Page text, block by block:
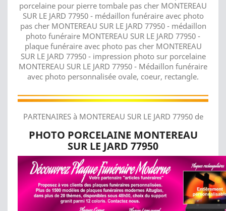
porcelaine pour pierre tombale pas cher MONTEREAU
SUR LE JARD 77950 - médaillon funéraire avec photo
pas cher MONTEREAU SUR LE JARD 77950 - médaillon
photo funéraire MONTEREAU SUR LE JARD 77950 -
plaque funéraire avec photo pas cher MONTEREAU
SUR LE JARD 77950 - impression photo sur porcelaine
MONTEREAU SUR LE JARD 77950 - Médaillon funéraire
avec photo personnalisée ovale, coeur, rectangle.
PARTENAIRES à MONTEREAU SUR LE JARD 77950 de
PHOTO PORCELAINE MONTEREAU
SUR LE JARD 77950